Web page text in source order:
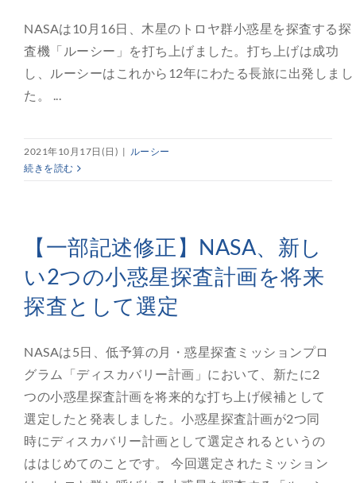
NASAは10月16日、木星のトロヤ群小惑星を探査する探
査機「ルーシー」を打ち上げました。打ち上げは成功
し、ルーシーはこれから12年にわたる長旅に出発しまし
た。 ...
2021年10月17日(日) | ルーシー
続きを読む
【一部記述修正】NASA、新し
い2つの小惑星探査計画を将来
探査として選定
NASAは5日、低予算の月・惑星探査ミッションプロ
グラム「ディスカバリー計画」において、新たに2
つの小惑星探査計画を将来的な打ち上げ候補として
選定したと発表しました。小惑星探査計画が2つ同
時にディスカバリー計画として選定されるというの
ははじめてのことです。 今回選定されたミッション